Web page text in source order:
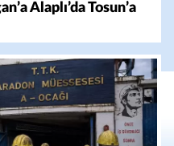
Alaplı’da Tosun’a